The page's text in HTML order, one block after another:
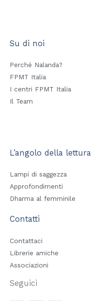
Su di noi
Perché Nalanda?
FPMT Italia
I centri FPMT Italia
Il Team
L’angolo della lettura
Lampi di saggezza
Approfondimenti
Dharma al femminile
Contatti
Contattaci
Librerie amiche
Associazioni
Seguici